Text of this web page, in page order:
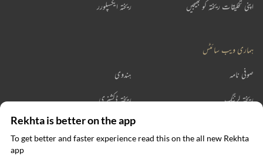
اپنی تخلیقات ریختہ کو بھیجیں ریختہ ایکسپلورر
ہماری ویب سائٹس
ہندوی صوفی نامہ
ریختہ ڈکشنری ریختہ لرننگ
ریختہ بکس
Rekhta is better on the app
To get better and faster experience read this on the all new Rekhta
app